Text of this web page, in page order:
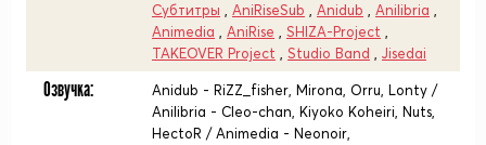
Субтитры
AniRiseSub Anidub Anilibria
Animedia
AniRise SHIZA-Project
TAKEOVER Project
Studio Band Jisedai
Озвучка:
Anidub - RiZZ_fisher, Mirona, Orru, Lonty /
Anilibria - Cleo-chan, Kiyoko Koheiri, Nuts,
HectoR / Animedia - Neonoir,